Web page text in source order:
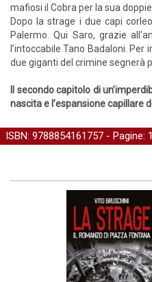
mafiosi il Cobra per la sua
Dopo la strage i due capi
Palermo. Qui Saro, grazie
l’intoccabile Tano Badaloni.
due giganti del crimine segnerà
Il secondo capitolo di
nascita e l’espansione capillare
ISBN: 9788854161757 - Pagine: